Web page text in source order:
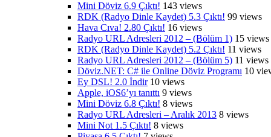
Mini Döviz 6.9 Çıktı! 143 views
RDK (Radyo Dinle Kaydet) 5.3 Çıktı! 99 views
Hava Cıva! 2.80 Çıktı! 16 views
Radyo URL Adresleri 2012 – (Bölüm 1) 15 views
RDK (Radyo Dinle Kaydet) 5.2 Çıktı! 11 views
Radyo URL Adresleri 2012 – (Bölüm 5) 11 views
Döviz.NET: C# ile Online Döviz Programı 10
Ey DSL! 2.0 İndir 10 views
Apple, iOS6’yı tanıttı 9 views
Mini Döviz 6.8 Çıktı! 8 views
Radyo URL Adresleri – Aralık 2013 8 views
Mini Not 1.5 Çıktı! 8 views